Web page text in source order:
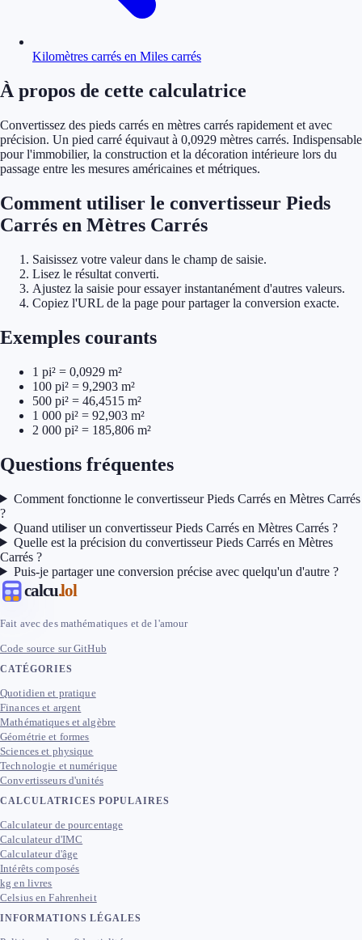
Kilomètres carrés en Miles carrés
À propos de cette calculatrice
Convertissez des pieds carrés en mètres carrés rapidement et avec
précision. Un pied carré équivaut à 0,0929 mètres carrés. Indispensable
pour l'immobilier, la construction et la décoration intérieure lors du
passage entre les mesures américaines et métriques.
Comment utiliser le convertisseur Pieds
Carrés en Mètres Carrés
Saisissez votre valeur dans le champ de saisie.
Lisez le résultat converti.
Ajustez la saisie pour essayer instantanément d'autres valeurs.
Copiez l'URL de la page pour partager la conversion exacte.
Exemples courants
1 pi² = 0,0929 m²
100 pi² = 9,2903 m²
500 pi² = 46,4515 m²
1 000 pi² = 92,903 m²
2 000 pi² = 185,806 m²
Questions fréquentes
Comment fonctionne le convertisseur Pieds Carrés en Mètres Carrés
?
Quand utiliser un convertisseur Pieds Carrés en Mètres Carrés ?
Quelle est la précision du convertisseur Pieds Carrés en Mètres
Carrés ?
Puis-je partager une conversion précise avec quelqu'un d'autre ?
calcu.lol
Fait avec des mathématiques et de l'amour
Code source sur GitHub
CATÉGORIES
Quotidien et pratique
Finances et argent
Mathématiques et algèbre
Géométrie et formes
Sciences et physique
Technologie et numérique
Convertisseurs d'unités
CALCULATRICES POPULAIRES
Calculateur de pourcentage
Calculateur d'IMC
Calculateur d'âge
Intérêts composés
kg en livres
Celsius en Fahrenheit
INFORMATIONS LÉGALES